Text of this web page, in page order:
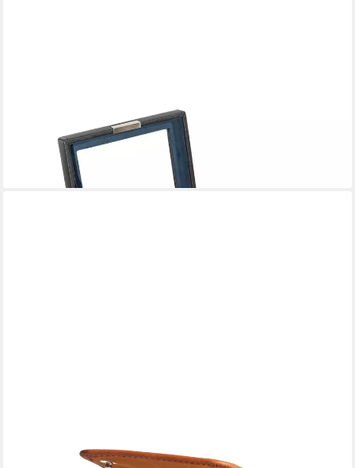
Uhrenbox Bond Cross Grain mit Glasdeckel für 6 Uhren
lieferbar - in 3-4 Werktagen bei dir
GENTLEMEN'S